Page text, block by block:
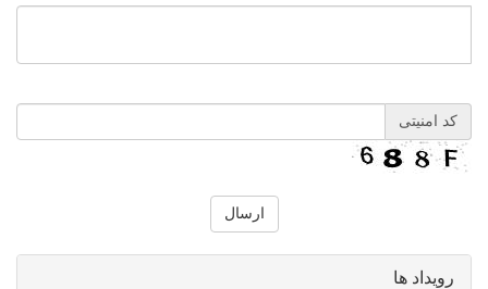
کد امنیتی
رویداد ها